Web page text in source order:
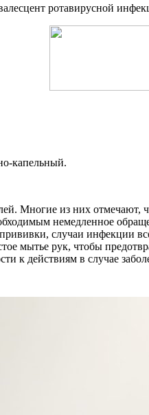
ротавирусной
капельный.
Многие из них отмечают,
немедленное
случаи инфекции
мытье рук, чтобы
к действиям в случае